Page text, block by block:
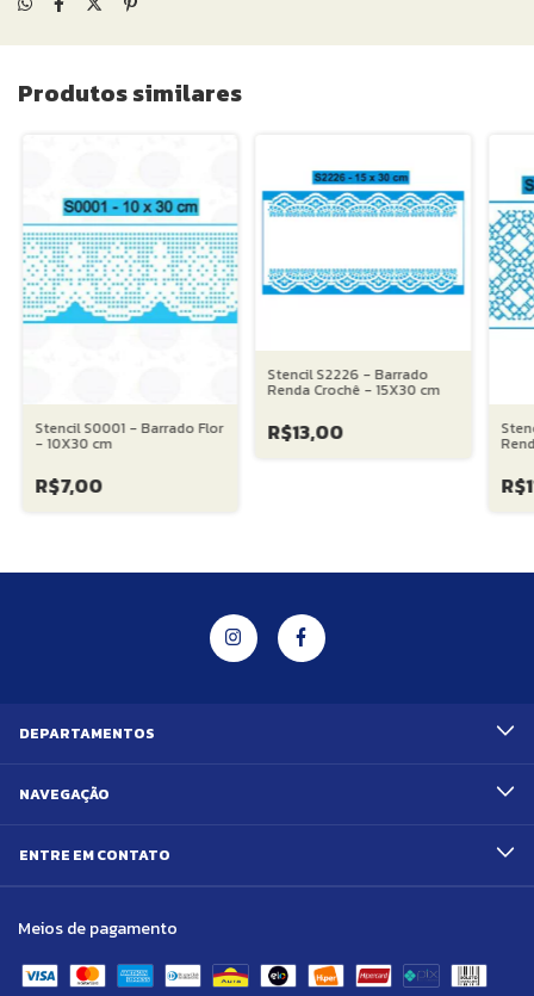
Produtos similares
Stencil S0001 - Barrado Flor
- 10X30 cm
R$7,00
Stencil S2226 - Barrado
Renda Crochê - 15X30 cm
R$13,00
DEPARTAMENTOS
NAVEGAÇÃO
ENTRE EM CONTATO
Meios de pagamento